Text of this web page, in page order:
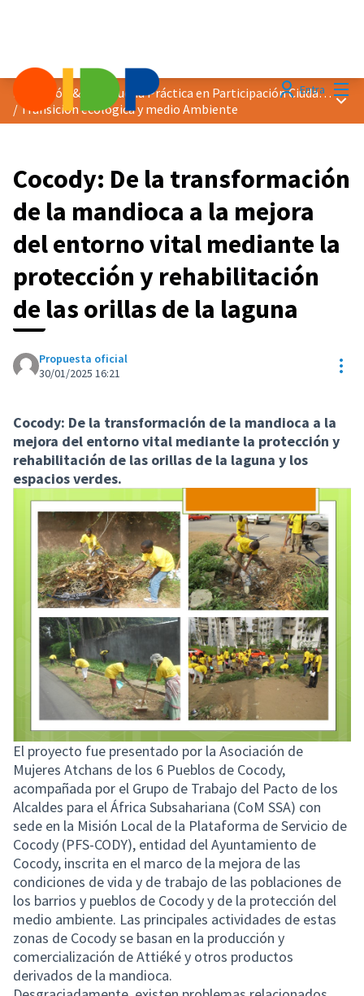
EntraDistinción &quot;Buena Práctica en Participación Ciudadana&quot; 2025
/Transición ecológica y medio Ambiente
Cocody: De la transformación
de la mandioca a la mejora
del entorno vital mediante la
protección y rehabilitación
de las orillas de la laguna
Propuesta oficial
30/01/2025 16:21
Cocody: De la transformación de la mandioca a la
mejora del entorno vital mediante la protección y
rehabilitación de las orillas de la laguna y los
espacios verdes.
El proyecto fue presentado por la Asociación de
Mujeres Atchans de los 6 Pueblos de Cocody,
acompañada por el Grupo de Trabajo del Pacto de los
Alcaldes para el África Subsahariana (CoM SSA) con
sede en la Misión Local de la Plataforma de Servicio de
Cocody (PFS-CODY), entidad del Ayuntamiento de
Cocody, inscrita en el marco de la mejora de las
condiciones de vida y de trabajo de las poblaciones de
los barrios y pueblos de Cocody y de la protección del
medio ambiente. Las principales actividades de estas
zonas de Cocody se basan en la producción y
comercialización de Attiéké y otros productos
derivados de la mandioca.